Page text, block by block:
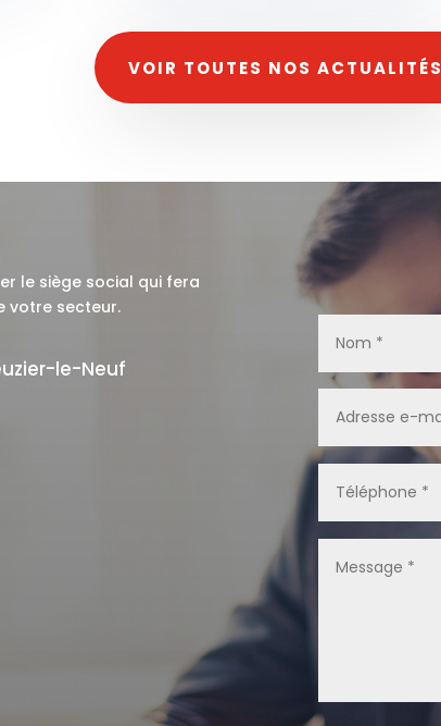
VOIR TOUTES NOS ACTUALITÉS
le siège social qui fera
votre secteur.
le-Neuf